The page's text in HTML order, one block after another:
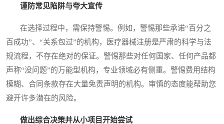
谨防常见陷阱与夸大宣传
在选择过程中，需保持警惕。例如，警惕那些承诺“百分之
百成功”、“关系包过”的机构，医疗器械注册是严肃的科学与法
规流程，不存在绝对的保证。警惕那些对任何国家、任何产品都
声称“没问题”的万能型机构，专业领域必有侧重。警惕费用结构
模糊、合同条款存在大量免责声明的机构。审慎的态度能帮助您
避开许多潜在的风险。
做出综合决策并从小项目开始尝试